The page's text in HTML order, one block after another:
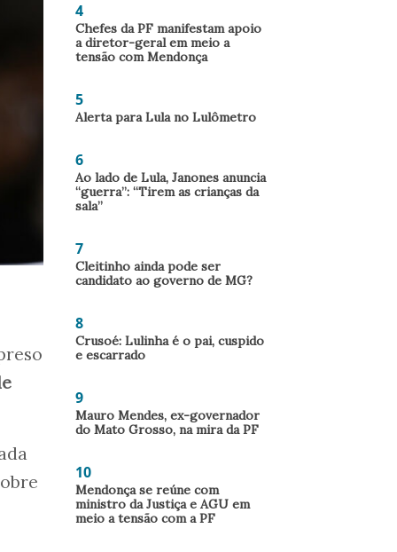
4
Chefes da PF manifestam apoio
a diretor-geral em meio a
tensão com Mendonça
5
Alerta para Lula no Lulômetro
6
Ao lado de Lula, Janones anuncia
“guerra”: “Tirem as crianças da
sala”
7
Cleitinho ainda pode ser
candidato ao governo de MG?
8
Crusoé: Lulinha é o pai, cuspido
e escarrado
9
Mauro Mendes, ex-governador
do Mato Grosso, na mira da PF
10
Mendonça se reúne com
ministro da Justiça e AGU em
meio a tensão com a PF